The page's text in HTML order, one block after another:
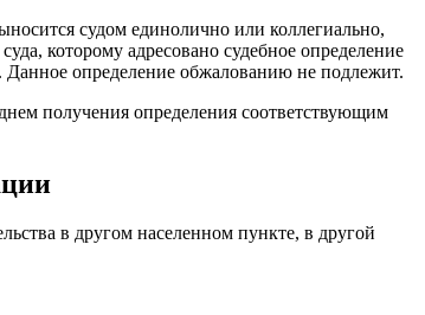
судом единолично или коллегиально,
которому адресовано судебное определение
Данное определение обжалованию не подлежит.
получения определения соответствующим
в другом населенном пункте, в другой